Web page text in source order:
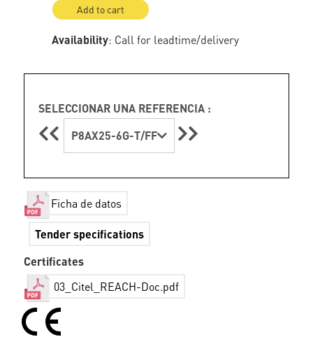
Add to cart
Availability: Call for leadtime/delivery
SELECCIONAR UNA REFERENCIA :
P8AX25-6G-T/FF
Ficha de datos
Tender specifications
Certificates
03_Citel_REACH-Doc.pdf